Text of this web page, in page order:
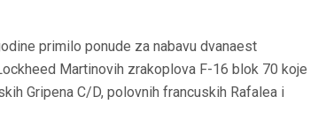
primilo ponude za nabavu dvanaest
Martinovih zrakoplova F-16 blok 70 koje
Gripena C/D, polovnih francuskih Rafalea i